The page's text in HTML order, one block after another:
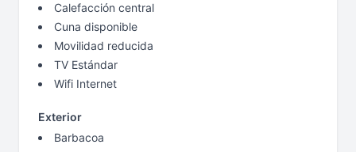
Calefacción central
Cuna disponible
Movilidad reducida
TV Estándar
Wifi Internet
Exterior
Barbacoa